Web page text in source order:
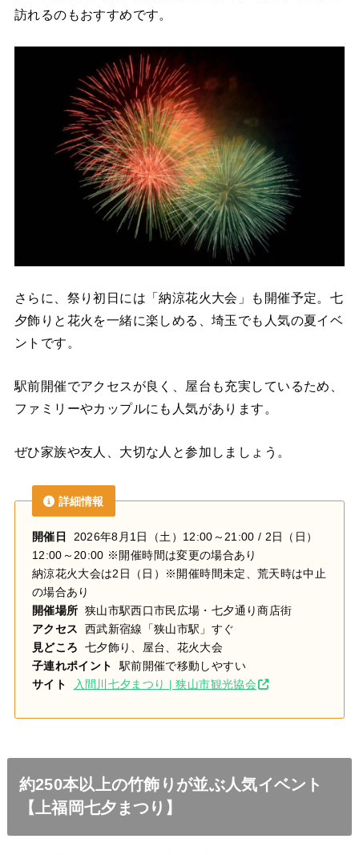
訪れるのもおすすめです。
さらに、祭り初日には「納涼花火大会」も開催予定。七
夕飾りと花火を一緒に楽しめる、埼玉でも人気の夏イベ
ントです。
駅前開催でアクセスが良く、屋台も充実しているため、
ファミリーやカップルにも人気があります。
ぜひ家族や友人、大切な人と参加しましょう。
詳細情報
開催日 2026年8月1日（土）12:00～21:00 / 2日（日）
12:00～20:00 ※開催時間は変更の場合あり
納涼花火大会は2日（日）※開催時間未定、荒天時は中止
の場合あり
開催場所 狭山市駅西口市民広場・七夕通り商店街
アクセス 西武新宿線「狭山市駅」すぐ
見どころ 七夕飾り、屋台、花火大会
子連れポイント
駅前開催で移動しやすい
サイト
入間川七夕まつり | 狭山市観光協会
約250本以上の竹飾りが並ぶ人気イベント
【上福岡七夕まつり】